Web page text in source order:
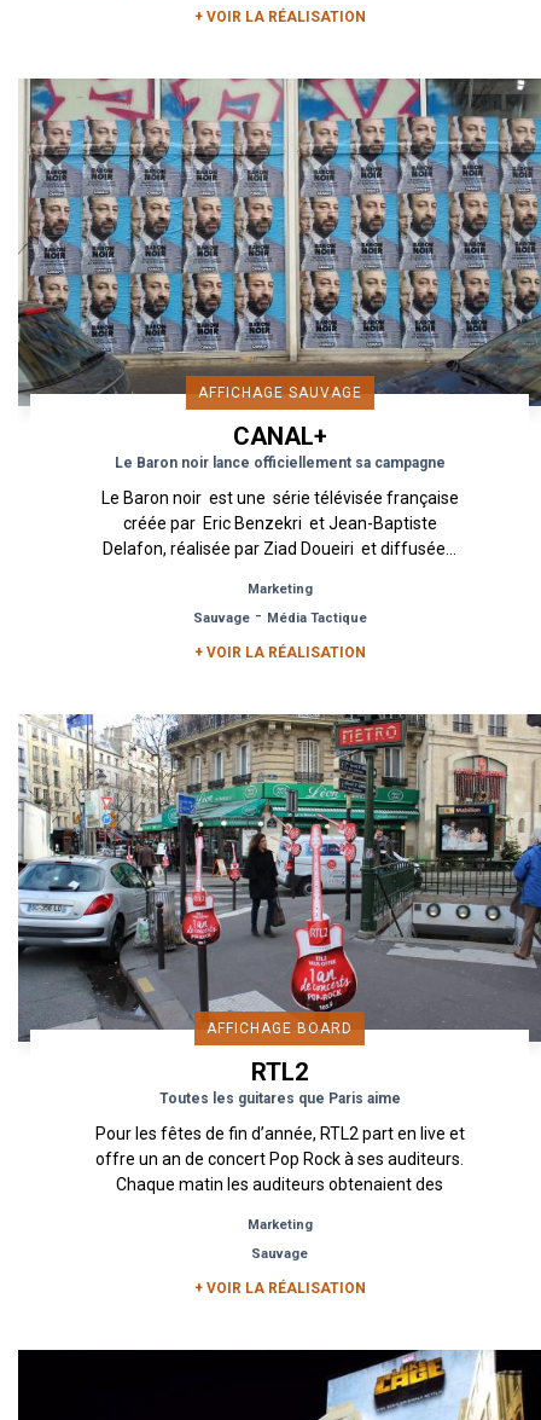
+ VOIR LA RÉALISATION
AFFICHAGE SAUVAGE
CANAL+
Le Baron noir lance officiellement sa campagne
Le Baron noir est une série télévisée française
créée par Eric Benzekri et Jean-Baptiste
Delafon, réalisée par Ziad Doueiri et diffusée...
Marketing
Sauvage- Média Tactique
+ VOIR LA RÉALISATION
AFFICHAGE BOARD
RTL2
Toutes les guitares que Paris aime
Pour les fêtes de fin d’année, RTL2 part en live et
offre un an de concert Pop Rock à ses auditeurs.
Chaque matin les auditeurs obtenaient des
Marketing
Sauvage
+ VOIR LA RÉALISATION